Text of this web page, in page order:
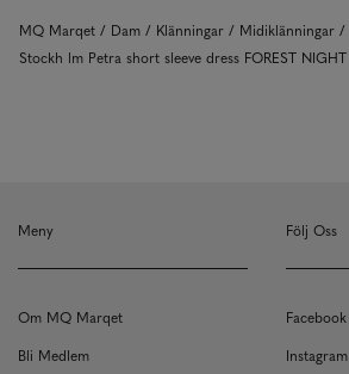
MQ Marqet Dam Klänningar
Midiklänningar
Stockh lm Petra short sleeve dress FOREST NIGHT
Meny
Om MQ Marqet
Bli Medlem
Följ Oss
Facebook
Instagram